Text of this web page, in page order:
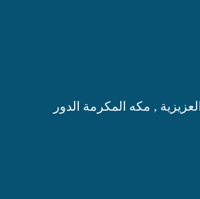
, مكه المكرمة الدور